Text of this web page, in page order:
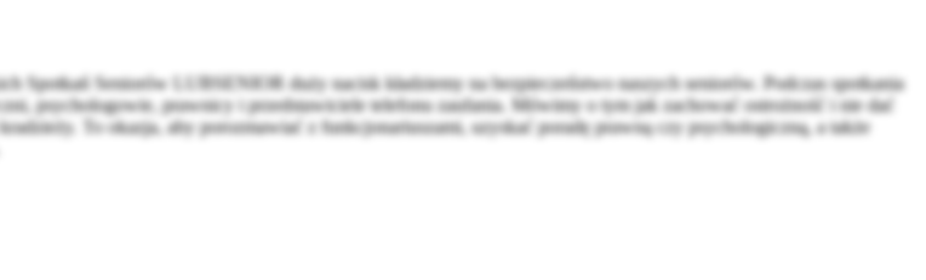
Spotkań Seniorów LUBSENIOR duży nacisk kładziemy na bezpieczeństwo naszych seniorów. Podczas spotkania
psychologowie, prawnicy i przedstawiciele telefonu zaufania. Mówimy o tym jak zachować ostrożność i nie dać
To okazja, aby porozmawiać z funkcjonariuszami, uzyskać poradę prawną czy psychologiczną, a także